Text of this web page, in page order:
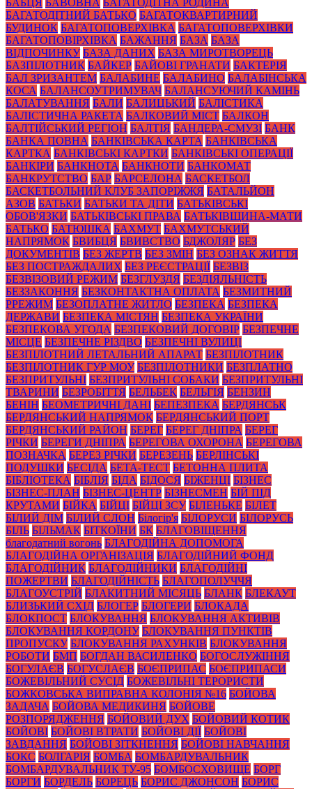
БАБЦЯ БАВОВНА БАГАТОДІТНА РОДИНА
БАГАТОДІТНИЙ БАТЬКО БАГАТОКВАРТИРНИЙ
БУДИНОК БАГАТОПОВЕРХІВКА БАГАТОПОВЕРХІВКИ
БАГАТОПОВІРХІВКА БАЖАННЯ БАЗА БАЗА
ВІДПОЧИНКУ БАЗА ДАНИХ БАЗА МИРОТВОРЕЦЬ
БАЗПІЛОТНИК БАЙКЕР БАЙОВІ ГРАНАТИ БАКТЕРІЯ
БАЛ ЗРИЗАНТЕМ БАЛАБИНЕ БАЛАБИНО БАЛАБІНСЬКА
КОСА БАЛАНСОУТРИМУВАЧ БАЛАНСУЮЧИЙ КАМІНЬ
БАЛАТУВАННЯ БАЛИ БАЛИЦЬКИЙ БАЛІСТИКА
БАЛІСТИЧНА РАКЕТА БАЛКОВИЙ МІСТ БАЛКОН
БАЛТІЙСЬКИЙ РЕГІОН БАЛТІЯ БАНДЕРА-СМУЗІ БАНК
БАНКА ПОВНА БАНКІВСЬКА КАРТА БАНКІВСЬКА
КАРТКА БАНКІВСЬКІ КАРТКИ БАНКІВСЬКІ ОПЕРАЦІЇ
БАНКІРИ БАНКНОТА БАНКНОТИ БАНКОМАТ
БАНКРУТСТВО БАР БАРСЕЛОНА БАСКЕТБОЛ
БАСКЕТБОЛЬНИЙ КЛУБ ЗАПОРІЖЖЯ БАТАЛЬЙОН
АЗОВ БАТЬКИ БАТЬКИ ТА ДІТИ БАТЬКІВСЬКІ
ОБОВ'ЯЗКИ БАТЬКІВСЬКІ ПРАВА БАТЬКІВЩИНА-МАТИ
БАТЬКО БАТЮШКА БАХМУТ БАХМУТСЬКИЙ
НАПРЯМОК БВИБЦЯ БВИВСТВО БДЖОЛЯР БЕЗ
ДОКУМЕНТІВ БЕЗ ЖЕРТВ БЕЗ ЗМІН БЕЗ ОЗНАК ЖИТТЯ
БЕЗ ПОСТРАЖДАЛИХ БЕЗ РЕЄСТРАЦІЇ БЕЗВІЗ
БЕЗВІЗОВИЙ РЕЖИМ БЕЗГЛУЗДЯ БЕЗДІЯЛЬНІСТЬ
БЕЗЗАКОННЯ БЕЗКОНТАКТНА ОПЛАТА БЕЗМИТНИЙ
РРЕЖИМ БЕЗОПЛАТНЕ ЖИТЛО БЕЗПЕКА БЕЗПЕКА
ДЕРЖАВИ БЕЗПЕКА МІСТЯН БЕЗПЕКА УКРАЇНИ
БЕЗПЕКОВА УГОДА БЕЗПЕКОВИЙ ДОГОВІР БЕЗПЕЧНЕ
МІСЦЕ БЕЗПЕЧНЕ РІЗДВО БЕЗПЕЧНІ ВУЛИЦІ
БЕЗПІЛОТНИЙ ЛЕТАЛЬНИЙ АПАРАТ БЕЗПІЛОТНИК
БЕЗПІЛОТНИК ГУР МОУ БЕЗПІЛОТНИКИ БЕЗПЛАТНО
БЕЗПРИТУЛЬНІ БЕЗПРИТУЛЬНІ СОБАКИ БЕЗПРИТУЛЬНІ
ТВАРИНИ БЕЗРОБІТТЯ БЕЛЬБЕК БЕЛЬГІЯ БЕНЗИН
БЕНІН БЕОМЕТРИЧНІ ДАНІ БЕПЕЗПЕКА БЕРДЯНСЬК
БЕРДЯНСЬКИЙ НАПРЯМОК БЕРДЯНСЬКИЙ ПОРТ
БЕРДЯНСЬКИЙ РАЙОН БЕРЕГ БЕРЕГ ДНІПРА БЕРЕГ
РІЧКИ БЕРЕГИ ДНІПРА БЕРЕГОВА ОХОРОНА БЕРЕГОВА
ПОЗНАЧКА БЕРЕЗ РІЧКИ БЕРЕЗЕНЬ БЕРЛІНСЬКІ
ПОДУШКИ БЕСІДА БЕТА-ТЕСТ БЕТОННА ПЛИТА
БІБЛІОТЕКА БІБЛІЯ БІДА БІДОСЯ БІЖЕНЦІ БІЗНЕС
БІЗНЕС-ПЛАН БІЗНЕС-ЦЕНТР БІЗНЕСМЕН БІЙ ПІД
КРУТАМИ БІЙКА БІЙЦІ БІЙЦІ ЗСУ БІЛЕНЬКЕ БІЛЕТ
БІЛИЙ ДІМ БІЛИЙ СЛОН Білогір'я БІЛОРУСИ БІЛОРУСЬ
БІЛЬ БІЛЬМАК БІТКОЇНИ БК БЛАГОВІЩЕННЯ
благодатний вогонь БЛАГОДІЙНА ДОПОМОГА
БЛАГОДІЙНА ОРГАНІЗАЦІЯ БЛАГОДІЙНИЙ ФОНД
БЛАГОДІЙНИК БЛАГОДІЙНИКИ БЛАГОДІЙНІ
ПОЖЕРТВИ БЛАГОДІЙНІСТЬ БЛАГОПОЛУЧЧЯ
БЛАГОУСТРІЙ БЛАКИТНИЙ МІСЯЦЬ БЛАНК БЛЕКАУТ
БЛИЗЬКИЙ СХІД БЛОГЕР БЛОГЕРИ БЛОКАДА
БЛОКПОСТ БЛОКУВАННЯ БЛОКУВАННЯ АКТИВІВ
БЛОКУВАННЯ КОРДОНУ БЛОКУВАННЯ ПУНКТІВ
ПРОПУСКУ БЛОКУВАННЯ РАХУНКІВ БЛОКУВАННЯ
РОБОТИ БМП БОГДАН ВАСИЛЕНКО БОГОСЛУЖІННЯ
БОГУЛАЄВ БОГУСЛАЄВ БОЄПРИПАС БОЄПРИПАСИ
БОЖЕВІЛЬНИЙ СУСІД БОЖЕВІЛЬНІ ТЕРОРИСТИ
БОЖКОВСЬКА ВИПРАВНА КОЛОНІЯ №16 БОЙОВА
ЗАДАЧА БОЙОВА МЕДИКИНЯ БОЙОВЕ
РОЗПОРЯДЖЕННЯ БОЙОВИЙ ДУХ БОЙОВИЙ КОТИК
БОЙОВІ БОЙОВІ ВТРАТИ БОЙОВІ ДІЇ БОЙОВІ
ЗАВДАННЯ БОЙОВІ ЗІТКНЕННЯ БОЙОВІ НАВЧАННЯ
БОКС БОЛГАРІЯ БОМБА БОМБАРДУВАЛЬНИК
БОМБАРДУВАЛЬНИК ТУ-95 БОМБОСХОВИЩЕ БОРГ
БОРГИ БОРДЕЛЬ БОРЕЦЬ БОРИС ДЖОНСОН БОРИС